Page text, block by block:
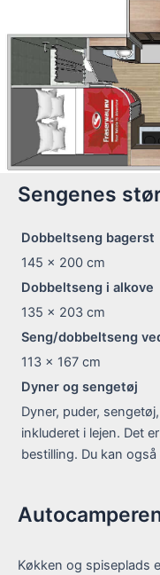
Sengenes
Dobbeltseng bagerst
145 x 200 cm
Dobbeltseng i alkove
135 x 203 cm
Seng/dobbeltseng
113 x 167 cm
Dyner og sengetøj
Dyner, puder,
inkluderet i lejen. Det
bestilling. Du kan
Køkken og spiseplads